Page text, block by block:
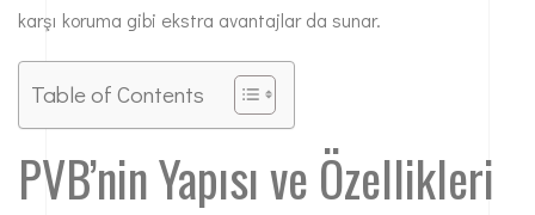
karşı koruma gibi ekstra avantajlar da sunar.
Table of Contents
PVB’nin Yapısı ve Özellikleri